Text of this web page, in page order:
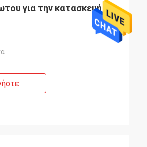
για την κατασκευή